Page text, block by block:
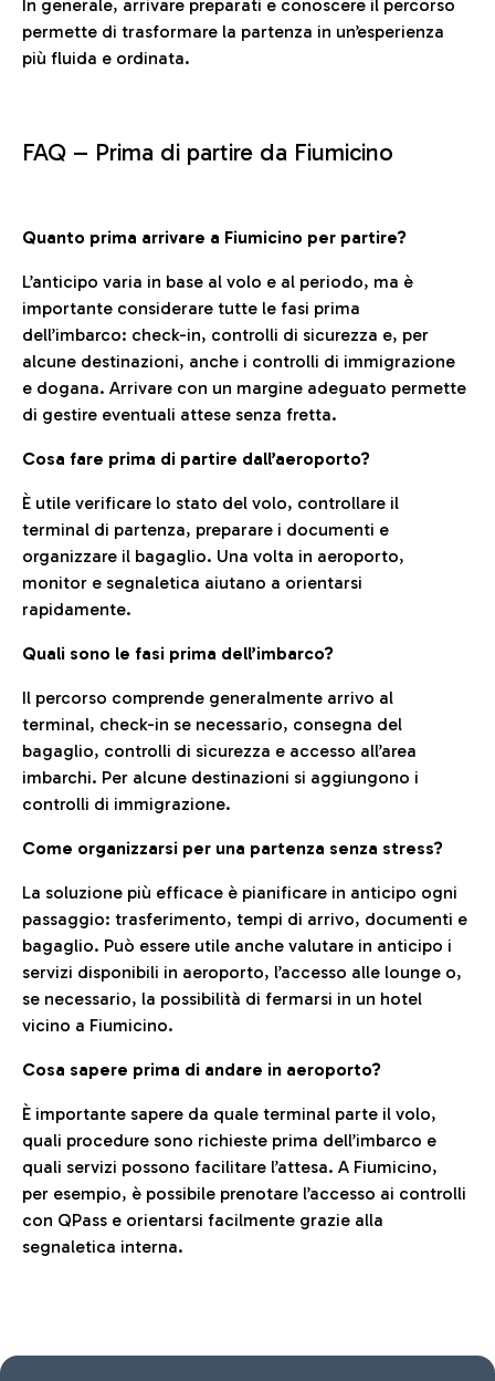
In generale, arrivare preparati e conoscere il percorso
permette di trasformare la partenza in un’esperienza
più fluida e ordinata.
FAQ – Prima di partire da Fiumicino
Quanto prima arrivare a Fiumicino per partire?
L’anticipo varia in base al volo e al periodo, ma è
importante considerare tutte le fasi prima
dell’imbarco: check-in, controlli di sicurezza e, per
alcune destinazioni, anche i controlli di immigrazione
e dogana. Arrivare con un margine adeguato permette
di gestire eventuali attese senza fretta.
Cosa fare prima di partire dall’aeroporto?
È utile verificare lo stato del volo, controllare il
terminal di partenza, preparare i documenti e
organizzare il bagaglio. Una volta in aeroporto,
monitor e segnaletica aiutano a orientarsi
rapidamente.
Quali sono le fasi prima dell’imbarco?
Il percorso comprende generalmente arrivo al
terminal, check-in se necessario, consegna del
bagaglio, controlli di sicurezza e accesso all’area
imbarchi. Per alcune destinazioni si aggiungono i
controlli di immigrazione.
Come organizzarsi per una partenza senza stress?
La soluzione più efficace è pianificare in anticipo ogni
passaggio: trasferimento, tempi di arrivo, documenti e
bagaglio. Può essere utile anche valutare in anticipo i
servizi disponibili in aeroporto, l’accesso alle lounge o,
se necessario, la possibilità di fermarsi in un hotel
vicino a Fiumicino.
Cosa sapere prima di andare in aeroporto?
È importante sapere da quale terminal parte il volo,
quali procedure sono richieste prima dell’imbarco e
quali servizi possono facilitare l’attesa. A Fiumicino,
per esempio, è possibile prenotare l’accesso ai controlli
con QPass e orientarsi facilmente grazie alla
segnaletica interna.